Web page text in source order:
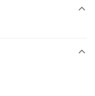
跳轉至「AFTEE先享後付」